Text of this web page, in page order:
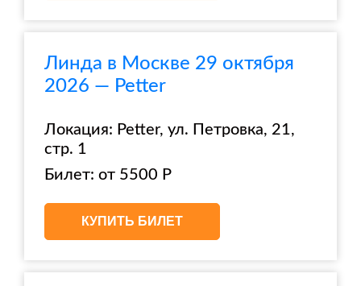
Линда в Москве 29 октября
2026 — Petter
Локация: Petter, ул. Петровка, 21,
стр. 1
Билет: от 5500 Р
КУПИТЬ БИЛЕТ